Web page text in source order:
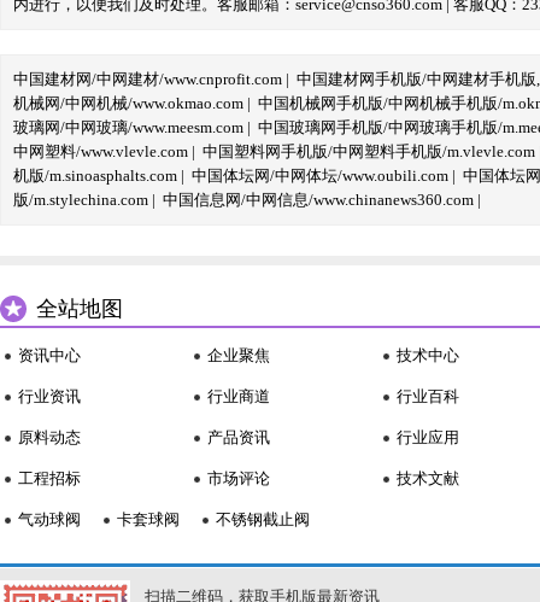
内进行，以便我们及时处理。客服邮箱：service@cnso360.com | 客服QQ：
中国建材网/中网建材/www.cnprofit.com | 中国建材网手机版/中网建材手机版
机械网/中网机械/www.okmao.com | 中国机械网手机版/中网机械手机版/
玻璃网/中网玻璃/www.meesm.com | 中国玻璃网手机版/中网玻璃手机版/
中网塑料/www.vlevle.com | 中国塑料网手机版/中网塑料手机版/m.vlevle.com
机版/m.sinoasphalts.com | 中国体坛网/中网体坛/www.oubili.com | 中国体坛
版/m.stylechina.com | 中国信息网/中网信息/www.chinanews360.com |
全站地图
资讯中心
行业资讯
原料动态
工程招标
企业聚焦
行业商道
产品资讯
市场评论
技术中心
行业百科
行业应用
技术文献
气动球阀 卡套球阀 不锈钢截止阀
扫描二维码，获取手机版最新资讯